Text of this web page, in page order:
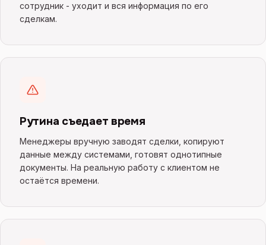
сотрудник - уходит и вся информация по его
сделкам.
Рутина съедает время
Менеджеры вручную заводят сделки, копируют
данные между системами, готовят однотипные
документы. На реальную работу с клиентом не
остаётся времени.